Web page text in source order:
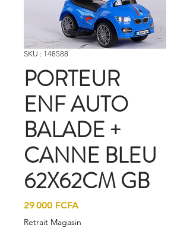
SKU : 148588
PORTEUR
ENF AUTO
BALADE +
CANNE BLEU
62X62CM GB
29 000 FCFA
Retrait Magasin